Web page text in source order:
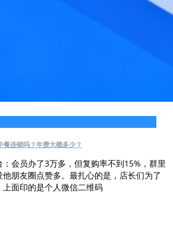
连锁吗？年费大概多少？
会员办了3万多，但复购率不到15%，群里
朋友圈点赞多。最扎心的是，店长们为了
面印的是个人微信二维码